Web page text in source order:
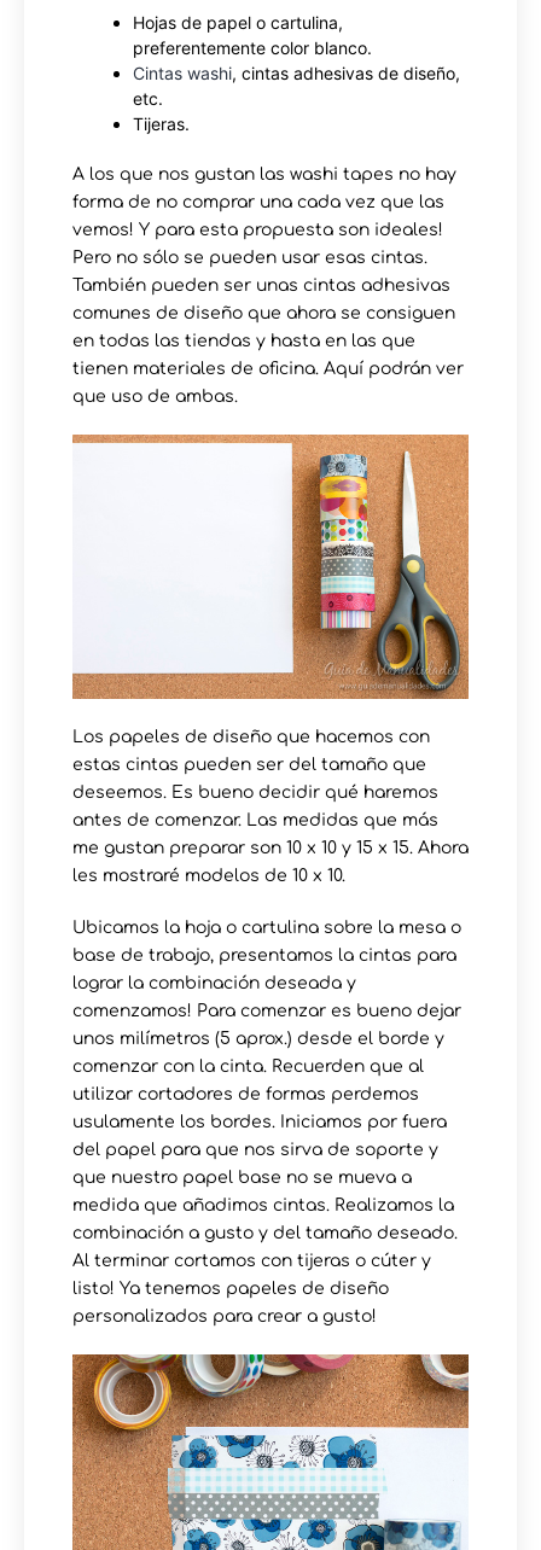
Hojas de papel o cartulina,
preferentemente color blanco.
Cintas washi, cintas adhesivas de diseño,
etc.
Tijeras.
A los que nos gustan las washi tapes no hay
forma de no comprar una cada vez que las
vemos! Y para esta propuesta son ideales!
Pero no sólo se pueden usar esas cintas.
También pueden ser unas cintas adhesivas
comunes de diseño que ahora se consiguen
en todas las tiendas y hasta en las que
tienen materiales de oficina. Aquí podrán ver
que uso de ambas.
Los papeles de diseño que hacemos con
estas cintas pueden ser del tamaño que
deseemos. Es bueno decidir qué haremos
antes de comenzar. Las medidas que más
me gustan preparar son 10 x 10 y 15 x 15. Ahora
les mostraré modelos de 10 x 10.
Ubicamos la hoja o cartulina sobre la mesa o
base de trabajo, presentamos la cintas para
lograr la combinación deseada y
comenzamos! Para comenzar es bueno dejar
unos milímetros (5 aprox.) desde el borde y
comenzar con la cinta. Recuerden que al
utilizar cortadores de formas perdemos
usulamente los bordes. Iniciamos por fuera
del papel para que nos sirva de soporte y
que nuestro papel base no se mueva a
medida que añadimos cintas. Realizamos la
combinación a gusto y del tamaño deseado.
Al terminar cortamos con tijeras o cúter y
listo! Ya tenemos papeles de diseño
personalizados para crear a gusto!